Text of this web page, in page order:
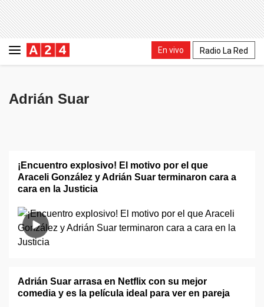
En vivo Radio La Red
Adrián Suar
¡Encuentro explosivo! El motivo por el que
Araceli González y Adrián Suar terminaron cara a
cara en la Justicia
Adrián Suar arrasa en Netflix con su mejor
comedia y es la película ideal para ver en pareja